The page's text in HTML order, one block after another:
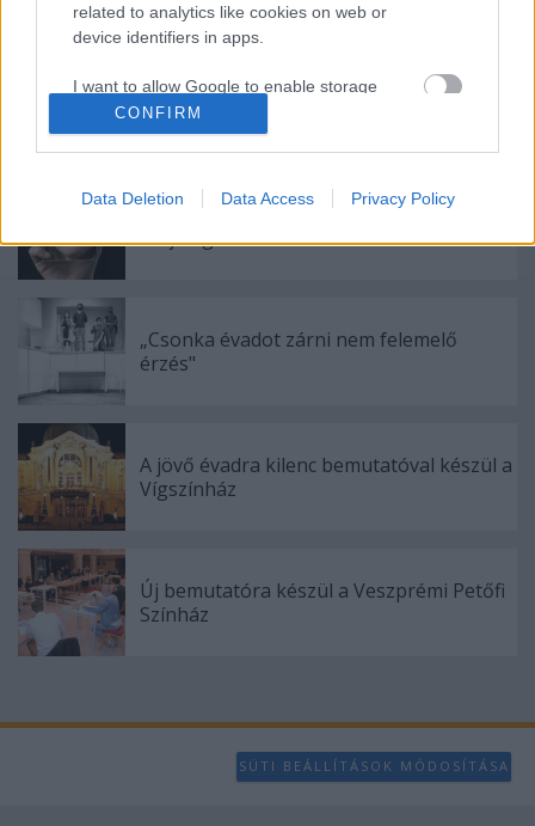
related to analytics like cookies on web or
device identifiers in apps.
I want to allow Google to enable storage
related to functionality of the website or app.
related to personalization.
related to security, including authentication
functionality and fraud prevention, and other
user protection.
CONFIRM
Data Deletion Data Access Privacy Policy
Ajánlott bejegyzések:
Különleges találkozások Zsámbékon
Sodró Eliza: "Színészként a katarzist nem
tudjuk garantálni"
„Csonka évadot zárni nem felemelő
érzés"
A jövő évadra kilenc bemutatóval készül a
Vígszínház
Új bemutatóra készül a Veszprémi Petőfi
Színház
SÜTI BEÁLLÍTÁSOK MÓDOSÍTÁSA